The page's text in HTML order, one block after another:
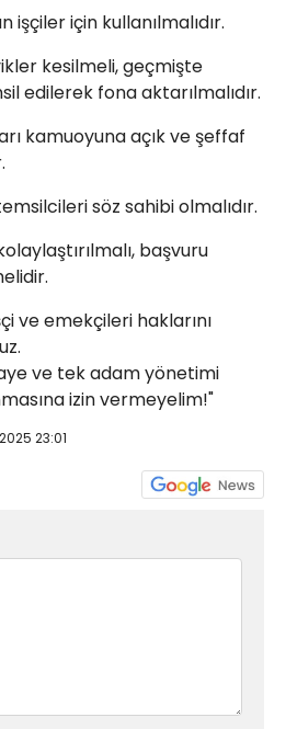
işçiler için kullanılmalıdır.
kesilmeli, geçmişte
edilerek fona aktarılmalıdır.
kamuoyuna açık ve şeffaf
söz sahibi olmalıdır.
başvuru
ve emekçileri haklarını
ve tek adam yönetimi
izin vermeyelim!"
23:01